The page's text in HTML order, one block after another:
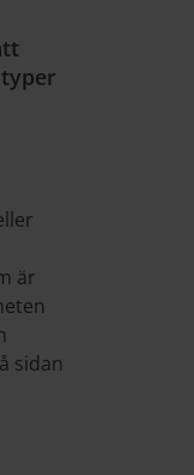
är
sidan